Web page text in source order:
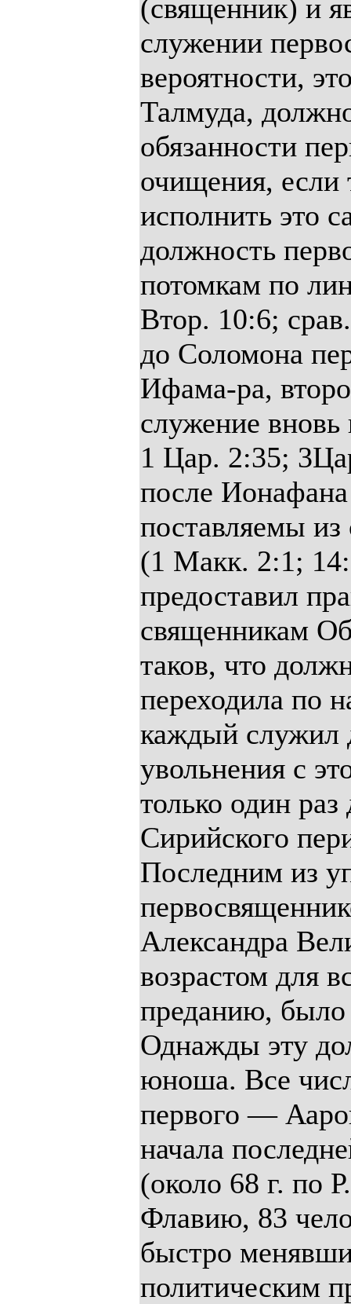
(священник) и
служении
вероятности,
Талмуда,
обязанности
очищения, если
исполнить это
должность
потомкам по
Втор. 10:6;
до Соломона
Ифама-ра,
служение
1 Цар. 2:35;
после
поставляемы из
(1 Макк. 2:1;
предоставил
священникам
таков, что
переходила по
каждый служил
увольнения с
только один
Сирийского
Последним из
Александра
возрастом для
преданию, было
Однажды эту
юноша. Все
первого —
начала
(около 68 г. по
Флавию, 83
быстро
политическим